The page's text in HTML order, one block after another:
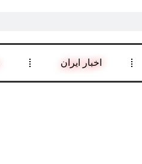
اخبار ایران